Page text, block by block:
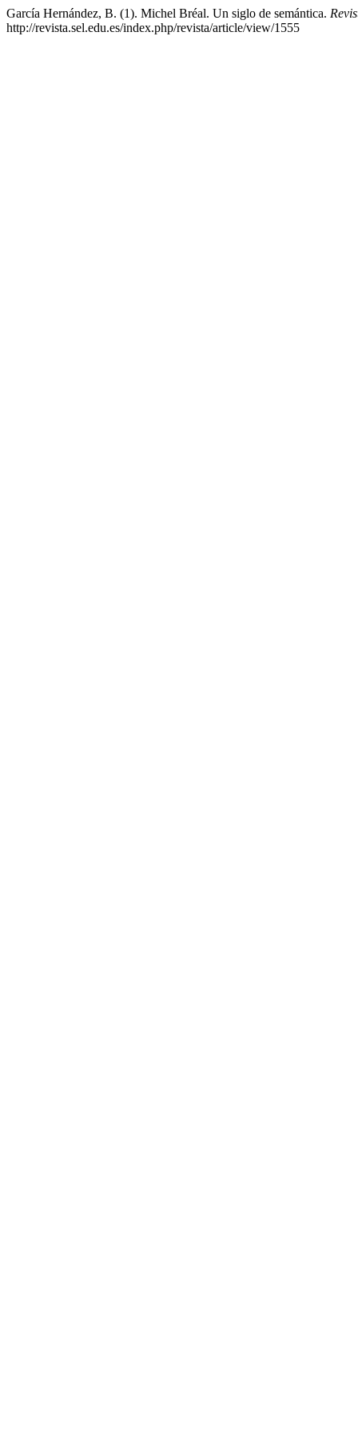
García Hernández, B. (1). Michel Bréal. Un siglo de semántica.
http://revista.sel.edu.es/index.php/revista/article/view/1555